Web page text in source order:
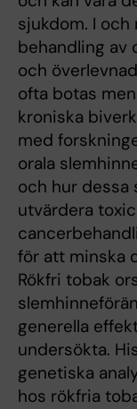
sjukdom. I
behandling av
och
ofta botas
kroniska
med
orala
och hur dessa
utvärdera
för att minska
Rökfri tobak
generella
undersökta.
genetiska
hos rökfria